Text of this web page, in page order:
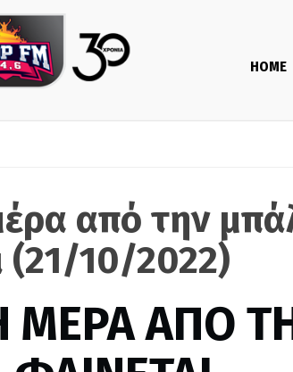
HOME
από την
(21/10/2022)
ΜΕΡΑ ΑΠΟ